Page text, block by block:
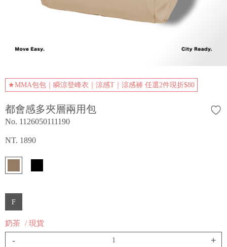
★MMA包包｜瞬涼登峰衣｜涼感T｜涼感褲 任選2件現折$80
都會感多夾層兩用包
No. 1126050111190
NT. 1890
F
奶茶 / 現貨
- +